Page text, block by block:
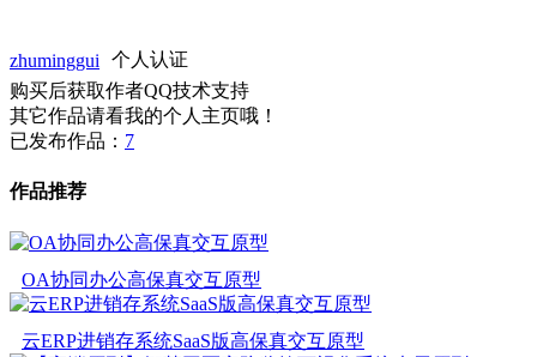
zhuminggui
个人认证
购买后获取作者QQ技术支持
其它作品请看我的个人主页哦！
已发布作品： 7
作品推荐
OA协同办公高保真交互原型
云ERP进销存系统SaaS版高保真交互原型